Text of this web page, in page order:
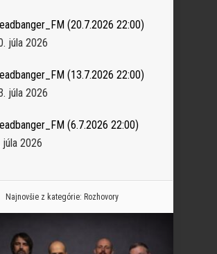
(20.7.2026 22:00)
júla 2026
(13.7.2026 22:00)
júla 2026
(6.7.2026 22:00)
júla 2026
Najnovšie z kategórie: Rozhovory